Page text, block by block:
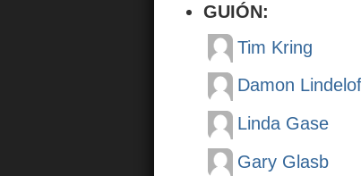
GUIÓN:
Tim Kring
Damon Lindelof
Linda Gase
Gary Glasb